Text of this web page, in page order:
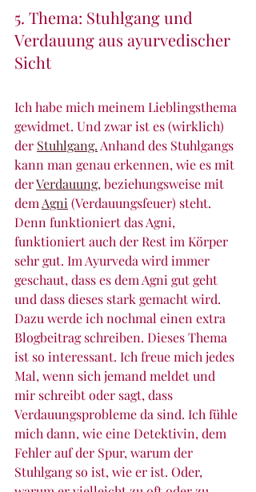
5. Thema: Stuhlgang und
Verdauung aus ayurvedischer
Sicht
Ich habe mich meinem Lieblingsthema
gewidmet. Und zwar ist es (wirklich)
der Stuhlgang. Anhand des Stuhlgangs
kann man genau erkennen, wie es mit
der Verdauung, beziehungsweise mit
dem Agni (Verdauungsfeuer) steht.
Denn funktioniert das Agni,
funktioniert auch der Rest im Körper
sehr gut. Im Ayurveda wird immer
geschaut, dass es dem Agni gut geht
und dass dieses stark gemacht wird.
Dazu werde ich nochmal einen extra
Blogbeitrag schreiben. Dieses Thema
ist so interessant. Ich freue mich jedes
Mal, wenn sich jemand meldet und
mir schreibt oder sagt, dass
Verdauungsprobleme da sind. Ich fühle
mich dann, wie eine Detektivin, dem
Fehler auf der Spur, warum der
Stuhlgang so ist, wie er ist. Oder,